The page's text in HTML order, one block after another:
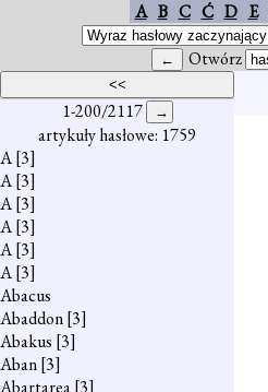
A B C Ć D E
Otwórz
1-200/2117
artykuły hasłowe: 1759
A[3]
A[3]
A[3]
A[3]
A[3]
A[3]
Abacus
Abaddon[3]
Abakus [3]
Aban[3]
Abartarea[3]